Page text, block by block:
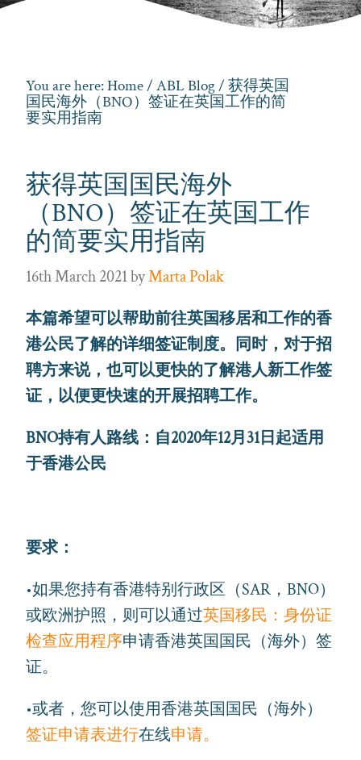
You are here:Home/ ABL Blog/ 获得英国
国民海外（BNO）签证在英国工作的简
要实用指南
获得英国国民海外
（BNO）签证在英国工作
的简要实用指南
16th March 2021byMarta Polak
本篇希望可以帮助前往英国移居和工作的香
港公民了解的详细签证制度。同时，对于招
聘方来说，也可以更快的了解港人新工作签
证，以便更快速的开展招聘工作。
BNO持有人路线：自2020年12月31日起适用
于香港公民
要求：
•如果您持有香港特别行政区（SAR，BNO）
或欧洲护照，则可以通过英国移民：身份证
检查应用程序申请香港英国国民（海外）签
证。
•或者，您可以使用香港英国国民（海外）
签证申请表进行在线申请。